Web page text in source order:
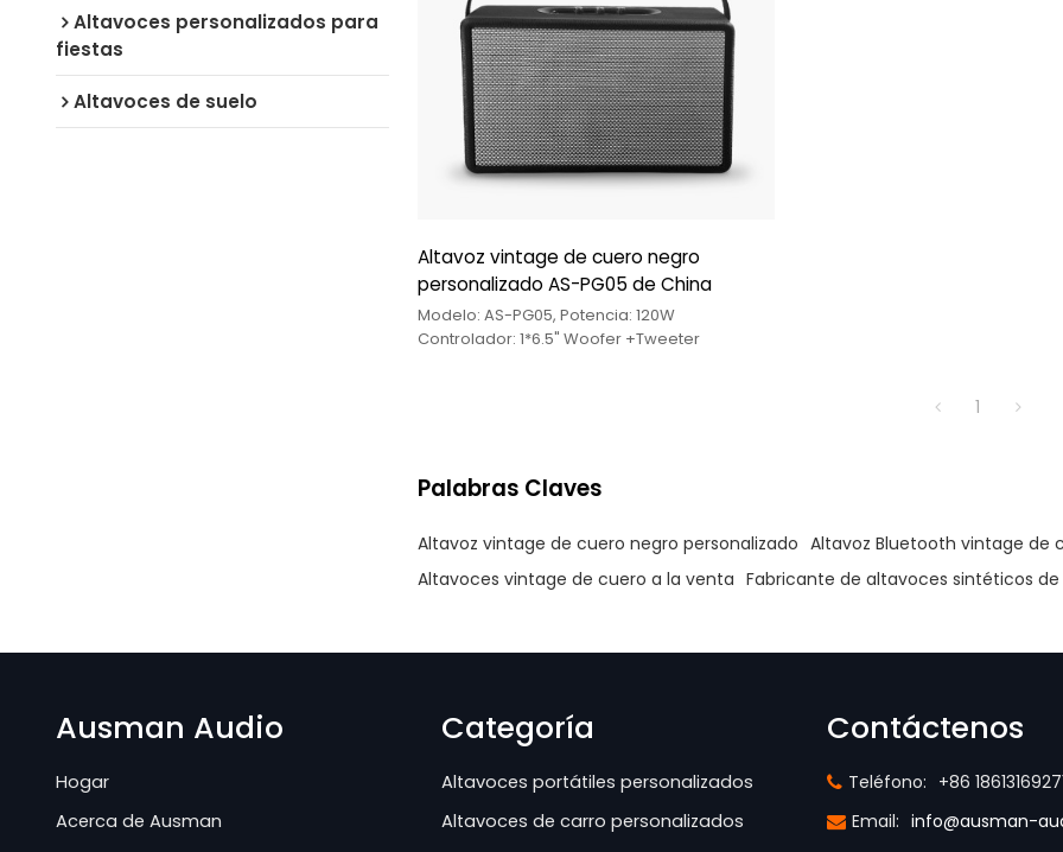
Altavoces personalizados para
fiestas
Altavoces de suelo
Altavoz vintage de cuero negro
personalizado AS-PG05 de China
Modelo: AS-PG05, Potencia: 120W
Controlador: 1*6.5" Woofer +Tweeter
1
Palabras Claves
Altavoz vintage de cuero negro personalizado Altavoz Bluetooth vintage de
Altavoces vintage de cuero a la venta Fabricante de altavoces sintéticos
Ausman Audio
Hogar
Acerca de Ausman
Categoría
Altavoces portátiles personalizados
Altavoces de carro personalizados
Contáctenos
Teléfono: +86
Email: info@ausman-